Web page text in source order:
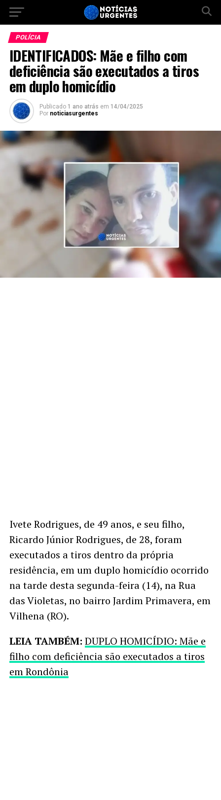
POLÍCIA
IDENTIFICADOS: Mãe e filho com
deficiência são executados a tiros
em duplo homicídio
Publicado 1 ano atrás em 14/04/2025
Por noticiasurgentes
Ivete Rodrigues, de 49 anos, e seu filho,
Ricardo Júnior Rodrigues, de 28, foram
executados a tiros dentro da própria
residência, em um duplo homicídio ocorrido
na tarde desta segunda-feira (14), na Rua
das Violetas, no bairro Jardim Primavera, em
Vilhena (RO).
LEIA TAMBÉM: DUPLO HOMICÍDIO: Mãe e
filho com deficiência são executados a tiros
em Rondônia